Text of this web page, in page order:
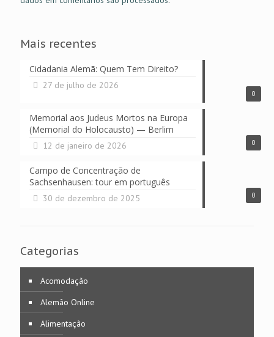
Mais recentes
0
Cidadania Alemã: Quem Tem Direito?
27 de julho de 2026
0
Memorial aos Judeus Mortos na Europa
(Memorial do Holocausto) — Berlim
12 de janeiro de 2026
0
Campo de Concentração de
Sachsenhausen: tour em português
30 de dezembro de 2025
Categorias
Acomodação
Alemão Online
Alimentação